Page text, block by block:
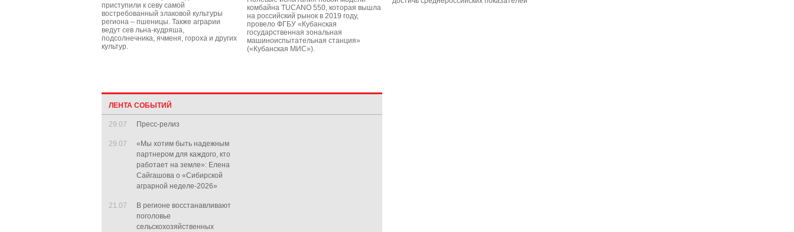
приступили к севу самой
востребованный злаковой культуры
региона – пшеницы. Также аграрии
ведут сев льна-кудряша,
подсолнечника, ячменя, гороха и других
культур.
комбайна TUCANO 550, которая вышла
на российский рынок в 2019 году,
провело ФГБУ «Кубанская
государственная зональная
машиноиспытательная станция»
(«Кубанская МИС»).
ЛЕНТА СОБЫТИЙ
29.07 Пресс-релиз
29.07
«Мы хотим быть надежным
партнером для каждого, кто
работает на земле»: Елена
Сайгашова о «Сибирской
аграрной неделе-2026»
21.07
В регионе восстанавливают
поголовье
сельскохозяйственных